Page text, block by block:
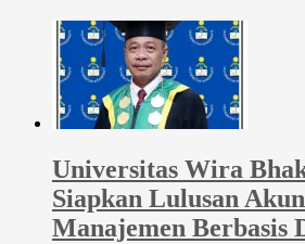
Universitas Wira
Siapkan Lulusan
Manajemen Berbasis